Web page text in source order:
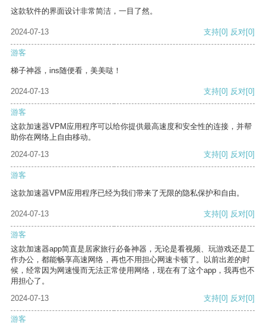
这款软件的界面设计非常简洁，一目了然。
2024-07-13 支持[0] 反对[0]
游客
梯子神器，ins随便看，美美哒！
2024-07-13 支持[0] 反对[0]
游客
这款加速器VPM应用程序可以给你提供最高速度和安全性的连接，并帮
助你在网络上自由移动。
2024-07-13
支持[0] 反对[0]
游客
这款加速器VPM应用程序已经为我们带来了无限的隐私保护和自由。
2024-07-13 支持[0] 反对[0]
游客
这款加速器app简直是居家旅行必备神器，无论是看视频、玩游戏还是工
作办公，都能畅享高速网络，再也不用担心网速卡顿了。以前出差的时
候，经常因为网速慢而无法正常使用网络，现在有了这个app，我再也不
用担心了。
2024-07-13
支持[0] 反对[0]
游客